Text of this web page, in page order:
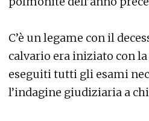
C’è un legame con il
calvario era iniziato con la
eseguiti tutti gli esami
l’indagine giudiziaria a